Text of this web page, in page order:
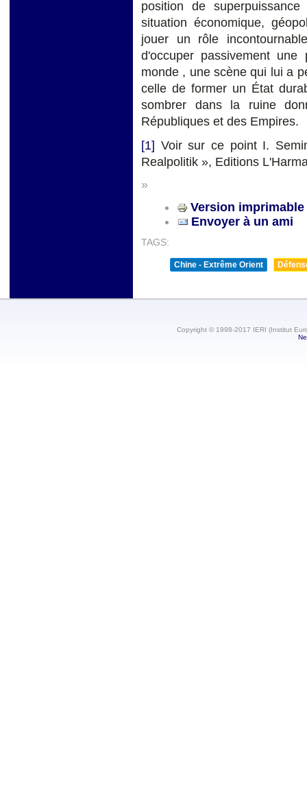
position de
situation économique,
jouer un rôle
d'occuper passivement
monde , une scène qui lui a
celle de former un État
sombrer dans la ruine
Républiques et des Empires.
[1] Voir sur ce point I.
Realpolitik », Editions
»
Version imprimable
Envoyer à un ami
TAGS:
Chine - Extrême Orient
Copyright © 1998-2017 IERI (Institut